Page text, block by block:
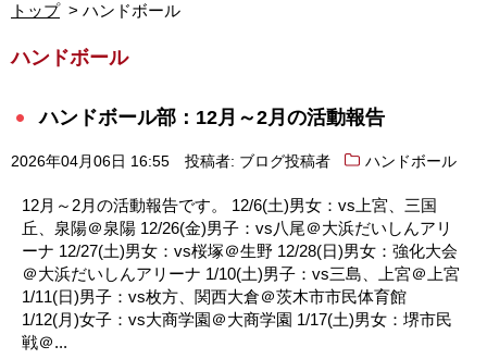
トップ ハンドボール
ハンドボール
ハンドボール部：12月～2月の活動報告
2026年04月06日 16:55 投稿者: ブログ投稿者 ハンドボール
12月～2月の活動報告です。 12/6(土)男女：vs上宮、三国
丘、泉陽＠泉陽 12/26(金)男子：vs八尾＠大浜だいしんアリ
ーナ 12/27(土)男女：vs桜塚＠生野 12/28(日)男女：強化大会
＠大浜だいしんアリーナ 1/10(土)男子：vs三島、上宮＠上宮
1/11(日)男子：vs枚方、関西大倉＠茨木市市民体育館
1/12(月)女子：vs大商学園＠大商学園 1/17(土)男女：堺市民
戦＠...